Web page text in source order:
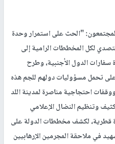
"الحث على استمرار وحدة
لكل المخططات الرامية إلى
سفارات الدول الأجنبية، وطرح
تحمل مسؤوليات دولهم للجم هذه
احتجاجية مناصرة لمدينة اللد
وتنظيم النضال الإعلامي
قطرية، لكشف مخططات الدولة على
في ملاحقة المجرمين الإرهابيين